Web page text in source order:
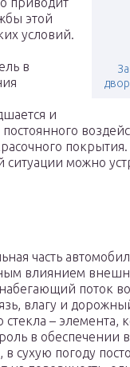
этой
условий.
в
и
покрытия.
можно
часть
влиянием
поток
влагу и
стекла – элемента,
в обеспечении
в сухую погоду